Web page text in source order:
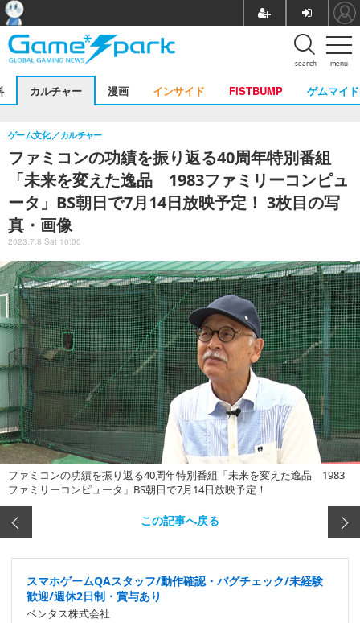
menu
search
カルチャー 漫画 インサイド FISTBUMP ゲムマイド
ファミコンの功績を振り返る40周年特別番組
「未来を変えた逸品 1983ファミリーコンピュ
ータ」BS朝日で7月14日放映予定！ 3枚目の写
真・画像
ゲーム文化 カルチャー
2023.7.8 Sat 10:00
ファミコンの功績を振り返る40周年特別番組「未来を変えた逸品 1983
ファミリーコンピュータ」BS朝日で7月14日放映予定！
この記事へ戻る
スマホゲームQAスタッフ/動作確認・バグチェック/未経験
歓迎/週休2日制・賞与あり
ベンタス株式会社